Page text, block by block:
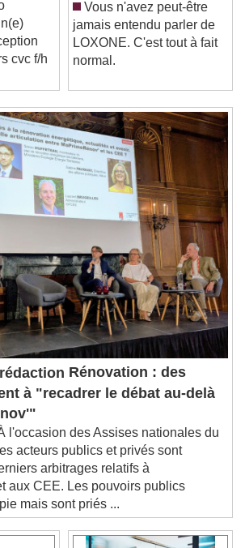
LIVE
currently behind live
Time-0:00
Rate
off
settings, opens subtitles
dialog
off
, selected
Picture
Fullscreen
window.
dialog window. Escape will cancel
window.
Opacity
Opacity
cvc f/h
Vous n'avez peut-être
jamais entendu parler de
LOXONE. C'est tout à fait
Rénovation : des
à "recadrer le débat au-delà
l'occasion des Assises nationales du
acteurs publics et privés sont
arbitrages relatifs à
aux CEE. Les pouvoirs publics
mais sont priés ...